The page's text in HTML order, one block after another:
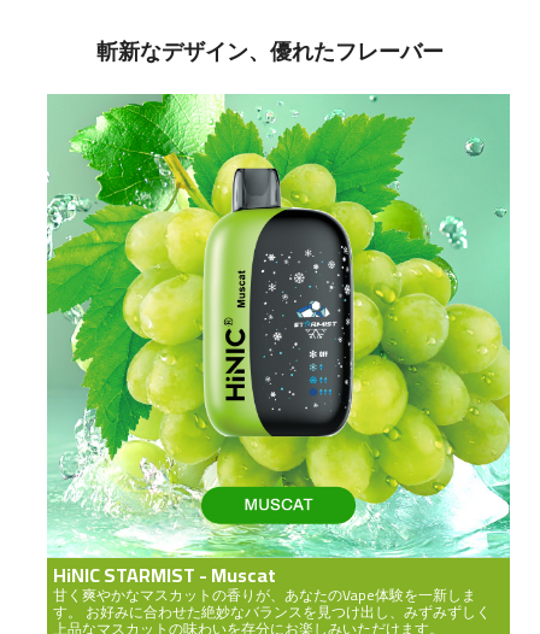
斬新なデザイン、優れたフレーバー
HiNIC STARMIST - Muscat
甘く爽やかなマスカットの香りが、あなたのVape体験を一新しま
す。 お好みに合わせた絶妙なバランスを見つけ出し、みずみずしく
上品なマスカットの味わいを存分にお楽しみいただけます。